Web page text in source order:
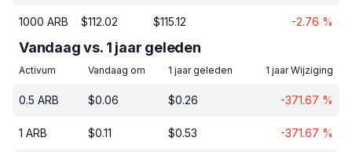
1000 ARB $112.02 $115.12 -2.76 %
Vandaag vs. 1 jaar geleden
Activum Vandaag om 1 jaar geleden 1 jaar Wijziging
0.5 ARB $0.06 $0.26 -371.67 %
1 ARB $0.11 $0.53 -371.67 %